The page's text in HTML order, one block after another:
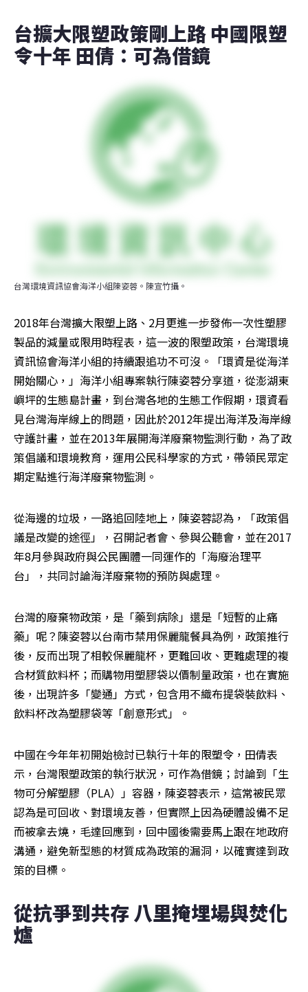
台擴大限塑政策剛上路 中國限塑
令十年 田倩：可為借鏡
台灣環境資訊協會海洋小組陳姿蓉。陳宣竹攝。
2018年台灣擴大限塑上路、2月更進一步發佈一次性塑膠
製品的減量或限用時程表，這一波的限塑政策，台灣環境
資訊協會海洋小組的持續跟追功不可沒。「環資是從海洋
開始關心，」海洋小組專案執行陳姿蓉分享道，從澎湖東
嶼坪的生態島計畫，到台灣各地的生態工作假期，環資看
見台灣海岸線上的問題，因此於2012年提出海洋及海岸線
守護計畫，並在2013年展開海洋廢棄物監測行動，為了政
策倡議和環境教育，運用公民科學家的方式，帶領民眾定
期定點進行海洋廢棄物監測。
從海邊的垃圾，一路追回陸地上，陳姿蓉認為，「政策倡
議是改變的途徑」，召開記者會、參與公聽會，並在2017
年8月參與政府與公民團體一同運作的「海廢治理平
台」，共同討論海洋廢棄物的預防與處理。
台灣的廢棄物政策，是「藥到病除」還是「短暫的止痛
藥」呢？陳姿蓉以台南市禁用保麗龍餐具為例，政策推行
後，反而出現了相較保麗龍杯，更難回收、更難處理的複
合材質飲料杯；而購物用塑膠袋以價制量政策，也在實施
後，出現許多「變通」方式，包含用不織布提袋裝飲料、
飲料杯改為塑膠袋等「創意形式」。
中國在今年年初開始檢討已執行十年的限塑令，田倩表
示，台灣限塑政策的執行狀況，可作為借鏡；討論到「生
物可分解塑膠（PLA）」容器，陳姿蓉表示，這常被民眾
認為是可回收、對環境友善，但實際上因為硬體設備不足
而被拿去燒，毛達回應到，回中國後需要馬上跟在地政府
溝通，避免新型態的材質成為政策的漏洞，以確實達到政
策的目標。
從抗爭到共存 八里掩埋場與焚化
爐